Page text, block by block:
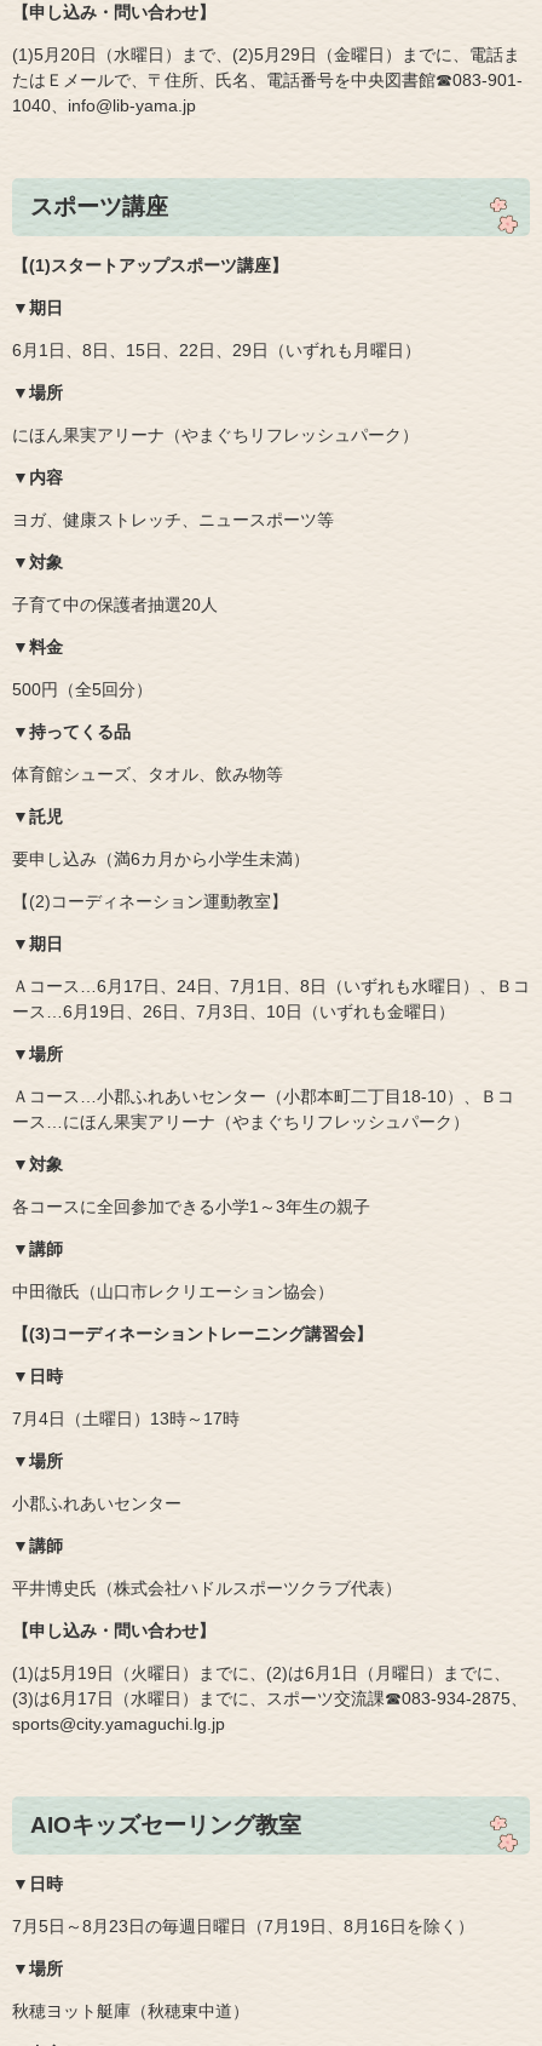
【申し込み・問い合わせ】
(1)5月20日（水曜日）まで、(2)5月29日（金曜日）までに、電話ま
たはＥメールで、〒住所、氏名、電話番号を中央図書館☎083‐901‐
1040、info@lib-yama.jp
スポーツ講座
【(1)スタートアップスポーツ講座】
▼期日
6月1日、8日、15日、22日、29日（いずれも月曜日）
▼場所
にほん果実アリーナ（やまぐちリフレッシュパーク）
▼内容
ヨガ、健康ストレッチ、ニュースポーツ等
▼対象
子育て中の保護者抽選20人
▼料金
500円（全5回分）​
▼持ってくる品
体育館シューズ、タオル、飲み物等
▼託児
要申し込み（満6カ月から小学生未満）
【(2)コーディネーション運動教室】
▼期日
Ａコース…6月17日、24日、7月1日、8日（いずれも水曜日）、Ｂコ
ース…6月19日、26日、7月3日、10日（いずれも金曜日）
▼場所
Ａコース…小郡ふれあいセンター（小郡本町二丁目18‐10）、Ｂコ
ース…にほん果実アリーナ（やまぐちリフレッシュパーク）
▼対象
各コースに全回参加できる小学1～3年生の親子
▼講師
中田徹氏（山口市レクリエーション協会）
【(3)コーディネーショントレーニング講習会】
▼日時
7月4日（土曜日）13時～17時
▼場所
小郡ふれあいセンター
▼講師
平井博史氏（株式会社ハドルスポーツクラブ代表）
【申し込み・問い合わせ】
(1)は5月19日（火曜日）までに、(2)は6月1日（月曜日）までに、
(3)は6月17日（水曜日）までに、スポーツ交流課☎083‐934‐2875、
sports@city.yamaguchi.lg.jp
AIOキッズセーリング教室
​▼日時
7月5日～8月23日の毎週日曜日（7月19日、8月16日を除く）
▼場所
秋穂ヨット艇庫（秋穂東中道）